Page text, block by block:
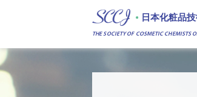
日本化粧品
THE SOCIETY OF COSMETIC CHEMISTS